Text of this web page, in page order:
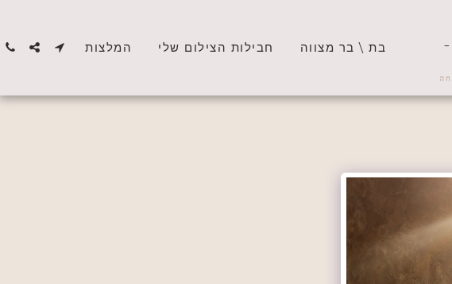
בת \ בר מצווה חבילות הצילום שלי המלצות